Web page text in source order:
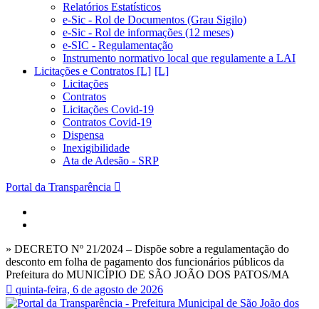
Relatórios Estatísticos
e-Sic - Rol de Documentos (Grau Sigilo)
e-Sic - Rol de informações (12 meses)
e-SIC - Regulamentação
Instrumento normativo local que regulamente a LAI
Licitações e Contratos [L]
Licitações
Contratos
Licitações Covid-19
Contratos Covid-19
Dispensa
Inexigibilidade
Ata de Adesão - SRP
Portal da Transparência
» DECRETO Nº 21/2024 – Dispõe sobre a regulamentação do
desconto em folha de pagamento dos funcionários públicos da
Prefeitura do MUNICÍPIO DE SÃO JOÃO DOS PATOS/MA
quinta-feira, 6 de agosto de 2026